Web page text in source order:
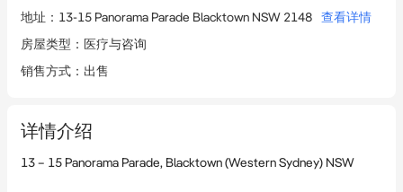
地址 ： 13-15 Panorama Parade Blacktown NSW 2148
查看详情
房屋类型 ： 医疗与咨询
销售方式 ： 出售
详情介绍
13 – 15 Panorama Parade, Blacktown (Western Sydney) NSW